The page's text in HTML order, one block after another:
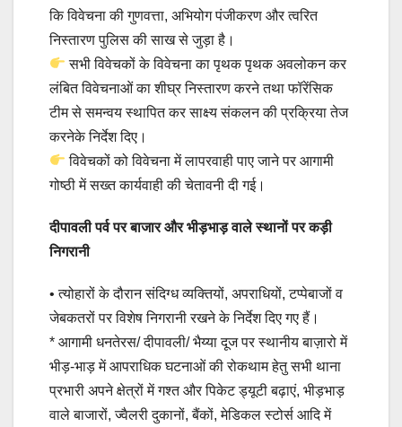
कि विवेचना की गुणवत्ता, अभियोग पंजीकरण और त्वरित
निस्तारण पुलिस की साख से जुड़ा है।
सभी विवेचकों के विवेचना का पृथक पृथक अवलोकन कर
लंबित विवेचनाओं का शीघ्र निस्तारण करने तथा फॉरेंसिक
टीम से समन्वय स्थापित कर साक्ष्य संकलन की प्रक्रिया तेज
करनेके निर्देश दिए।
विवेचकों को विवेचना में लापरवाही पाए जाने पर आगामी
गोष्ठी में सख्त कार्यवाही की चेतावनी दी गई।
दीपावली पर्व पर बाजार और भीड़भाड़ वाले स्थानों पर कड़ी
निगरानी
• त्योहारों के दौरान संदिग्ध व्यक्तियों, अपराधियों, टप्पेबाजों व
जेबकतरों पर विशेष निगरानी रखने के निर्देश दिए गए हैं।
* आगामी धनतेरस/ दीपावली/ भैय्या दूज पर स्थानीय बाज़ारो में
भीड़-भाड़ में आपराधिक घटनाओं की रोकथाम हेतु सभी थाना
प्रभारी अपने क्षेत्रों में गश्त और पिकेट ड्यूटी बढ़ाएं, भीड़भाड़
वाले बाजारों, ज्वैलरी दुकानों, बैंकों, मेडिकल स्टोर्स आदि में